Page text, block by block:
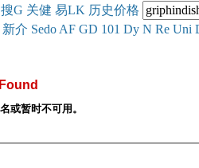
搜G 关健 易LK 历史价格
新介 Sedo AF GD 101 Dy N Re Uni